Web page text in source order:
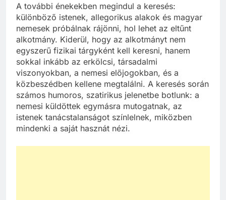
A további énekekben megindul a keresés:
különböző istenek, allegorikus alakok és magyar
nemesek próbálnak rájönni, hol lehet az eltűnt
alkotmány. Kiderül, hogy az alkotmányt nem
egyszerű fizikai tárgyként kell keresni, hanem
sokkal inkább az erkölcsi, társadalmi
viszonyokban, a nemesi előjogokban, és a
közbeszédben kellene megtalálni. A keresés során
számos humoros, szatirikus jelenetbe botlunk: a
nemesi küldöttek egymásra mutogatnak, az
istenek tanácstalanságot színlelnek, miközben
mindenki a saját hasznát nézi.